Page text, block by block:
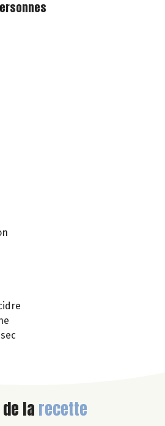
de la recette